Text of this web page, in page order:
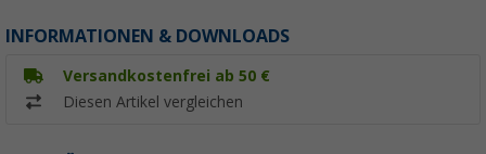
INFORMATIONEN & DOWNLOADS
Versandkostenfrei ab 50 €
Diesen Artikel vergleichen